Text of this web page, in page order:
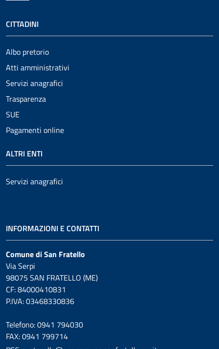
CITTADINI
Albo pretorio
Atti amministrativi
Servizi anagrafici
Trasparenza
SUE
Pagamenti online
ALTRI ENTI
Servizi anagrafici
INFORMAZIONI E CONTATTI
Comune di San Fratello
Via Serpi
98075 SAN FRATELLO (ME)
CF: 84000410831
P.IVA: 03468330836
Telefono: 0941 794030
FAX: 0941 799714